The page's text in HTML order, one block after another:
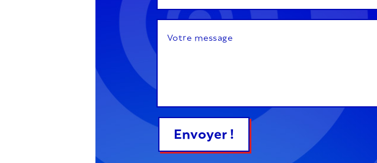
Envoyer !